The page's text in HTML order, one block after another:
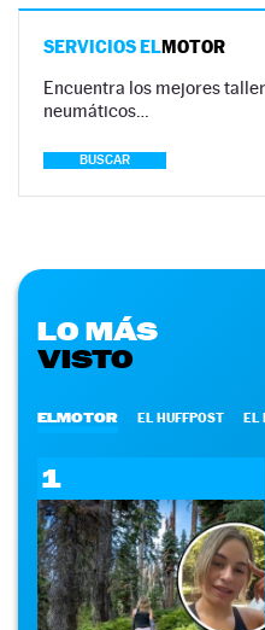
SERVICIOS ELMOTOR
Encuentra los mejores
neumáticos…
BUSCAR
LO MÁS
VISTO
ELMOTOR EL HUFFPOST EL
1